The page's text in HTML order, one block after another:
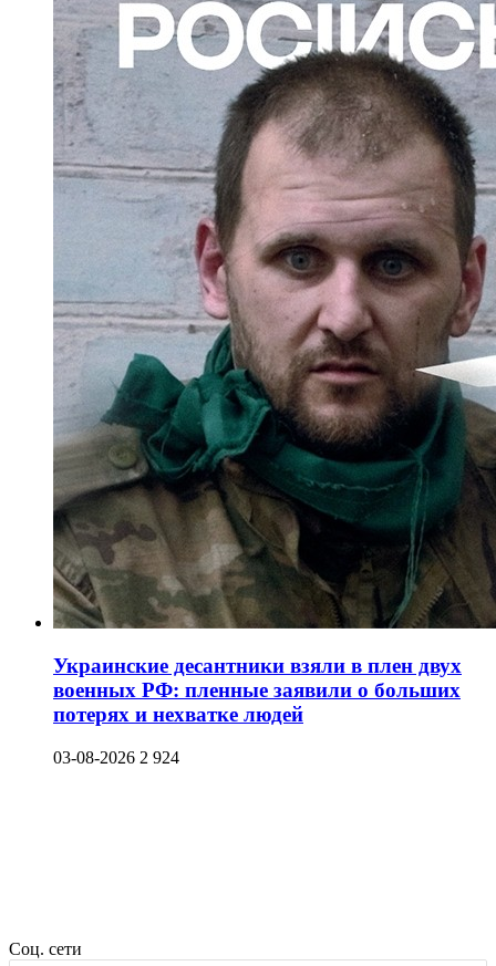
Украинские десантники взяли в плен двух
военных РФ: пленные заявили о больших
потерях и нехватке людей
03-08-2026 2 924
Соц. сети